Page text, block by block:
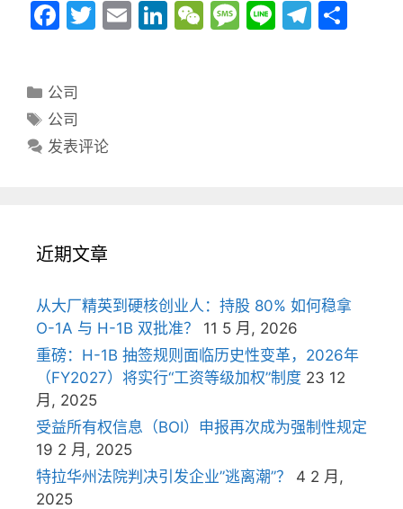
F
e
b
o
T
E
Li W M Li T
分
类
公司
标
签
公司
发表评论
近期文章
从大厂精英到硬核创业人：持股 80% 如何稳拿
O-1A 与 H-1B 双批准？
11 5 月, 2026
重磅：H-1B 抽签规则面临历史性变革，2026年
（FY2027）将实行“工资等级加权”制度 23 12
月, 2025
受益所有权信息（BOI）申报再次成为强制性规定
19 2 月, 2025
特拉华州法院判决引发企业”逃离潮”？
4 2 月,
2025